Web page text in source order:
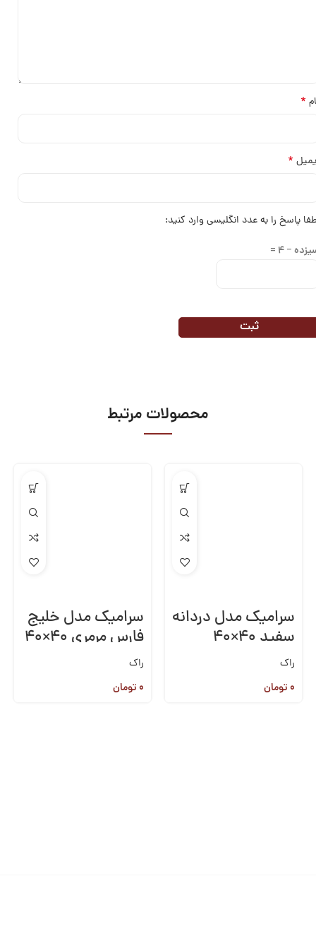
*
*
پاسخ را به عدد انگلیسی وارد کنید:
− 4 =
محصولات مرتبط
سرامیک مدل دردانه
سفید ۴۰×۴۰
راک
۰تومان
سرامیک مدل خلیج
فارس مرمری ۴۰×۴۰
راک
۰تومان